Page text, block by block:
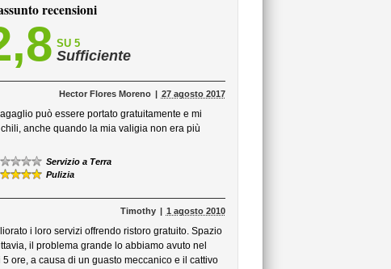
recensioni
SU 5
Sufficiente
Hector Flores Moreno 27 agosto 2017
può essere portato gratuitamente e mi
anche quando la mia valigia non era più
Servizio a Terra
Pulizia
Timothy 1 agosto 2010
i loro servizi offrendo ristoro gratuito. Spazio
il problema grande lo abbiamo avuto nel
ore, a causa di un guasto meccanico e il cattivo